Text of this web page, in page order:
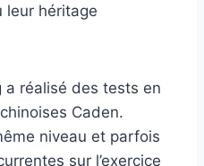
leur héritage
a réalisé des tests en
Caden.
niveau et parfois
sur l’exercice